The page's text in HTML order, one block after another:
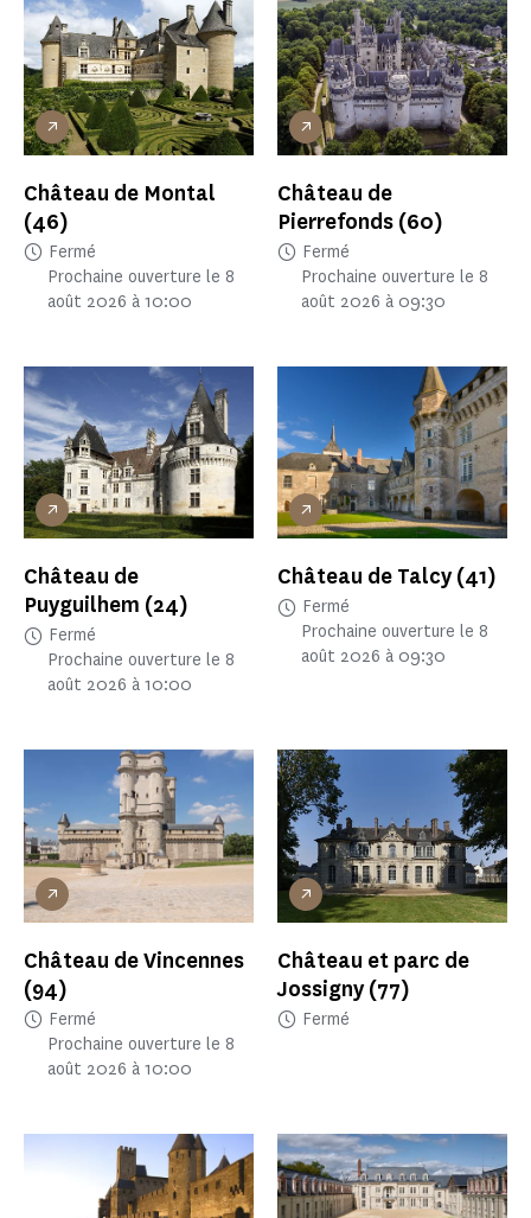
Château de Montal
(46)
Fermé
Prochaine ouverture le 8
août 2026 à 10:00
Château de
Pierrefonds (60)
Fermé
Prochaine ouverture le 8
août 2026 à 09:30
Château de
Puyguilhem (24)
Fermé
Prochaine ouverture le 8
août 2026 à 10:00
Château de Talcy(41)
Fermé
Prochaine ouverture le 8
août 2026 à 09:30
Château de Vincennes
(94)
Fermé
Prochaine ouverture le 8
août 2026 à 10:00
Château et parc de
Jossigny(77)
Fermé